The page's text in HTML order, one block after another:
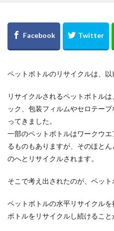
ペットボトルのリサイクルは、以
リサイクルされるペットボトル
ック、包装フィルムやセロテー
ってきました。
一部のペットボトルはワークウ
るものもありますが、そのほと
のへとリサイクルされます。
そこで考え出されたのが、ペット
ペットボトルの水平リサイクル
ボトルをリサイクルし続けること